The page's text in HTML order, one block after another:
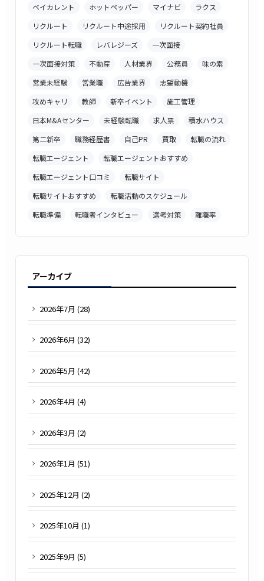
ベイカレント ホットペッパー マイナビ
ラクス
リクルート
リクルート中途採用
リクルート契約社員
リクルート転職
レバレジーズ
一次面接
一次面接対策
不動産 人材業界 公務員
味の素
営業未経験
営業職 広告業界
志望動機
攻めキャリ
教師 新卒イベント
施工管理
日本M&Aセンター
未経験転職 求人票
積水ハウス
第二新卒
職務経歴書 自己PR 買取
転職の流れ
転職エージェント
転職エージェントおすすめ
転職エージェント口コミ
転職サイト
転職サイトおすすめ
転職活動のスケジュール
転職準備
転職者インタビュー 選考対策 離職率
アーカイブ
2026年7月 (28)
2026年6月 (32)
2026年5月 (42)
2026年4月 (4)
2026年3月 (2)
2026年1月 (51)
2025年12月 (2)
2025年10月 (1)
2025年9月 (5)